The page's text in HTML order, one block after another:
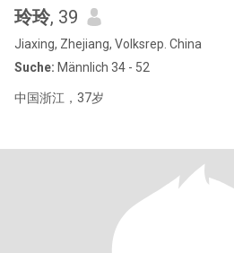
玲玲, 39
Jiaxing, Zhejiang, Volksrep. China
Suche: Männlich 34 - 52
中国浙江，37岁